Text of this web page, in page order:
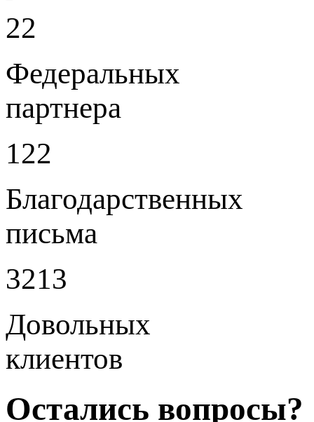
22
Федеральных
партнера
122
Благодарственных
письма
3213
Довольных
клиентов
Остались вопросы?